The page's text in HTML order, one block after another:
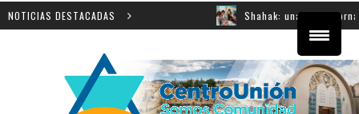
NOTICIAS DESTACADAS
educativa Shahak: una nueva jornada